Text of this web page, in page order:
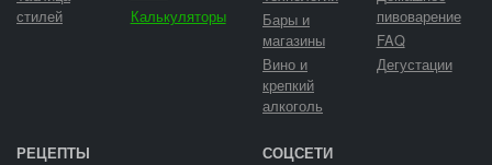
стилей
Калькуляторы
Бары и
магазины
Вино и
крепкий
алкоголь
пивоварение
FAQ
Дегустации
РЕЦЕПТЫ СОЦСЕТИ